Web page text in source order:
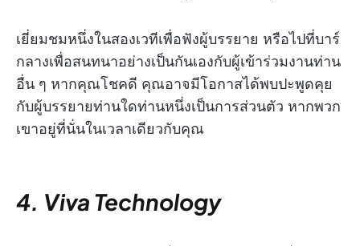
เยี่ยมชมหนึ่งในสองเวทีเพื่อฟังผู้บรรยาย หรือไปที่บาร์
กลางเพื่อสนทนาอย่างเป็นกันเองกับผู้เข้าร่วมงานท่าน
อื่น ๆ หากคุณโชคดี คุณอาจมีโอกาสได้พบปะพูดคุย
กับผู้บรรยายท่านใดท่านหนึ่งเป็นการส่วนตัว หากพวก
เขาอยู่ที่นั่นในเวลาเดียวกับคุณ
4. Viva Technology